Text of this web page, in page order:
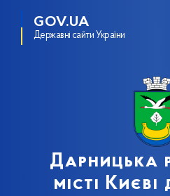
GOV.UA
Державні сайти України
Дарницька
місті